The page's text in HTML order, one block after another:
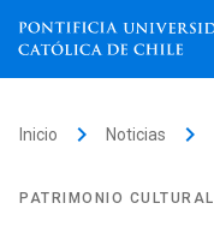
Inicio keyboard_arrow_right Noticias keyboard_arrow_right
PATRIMONIO CULTURAL